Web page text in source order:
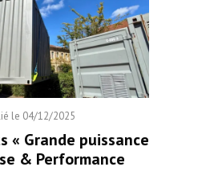
le 04/12/2025
« Grande puissance
& Performance